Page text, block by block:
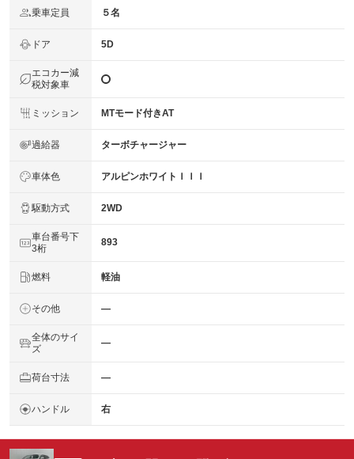
乗車定員 ５名
ドア 5D
エコカー減
税対象車
ミッション MTモード付きAT
過給器 ターボチャージャー
車体色 アルピンホワイトＩＩＩ
駆動方式 2WD
車台番号下
3桁
893
燃料 軽油
その他 ―
全体のサイ
ズ
―
荷台寸法 ―
ハンドル 右